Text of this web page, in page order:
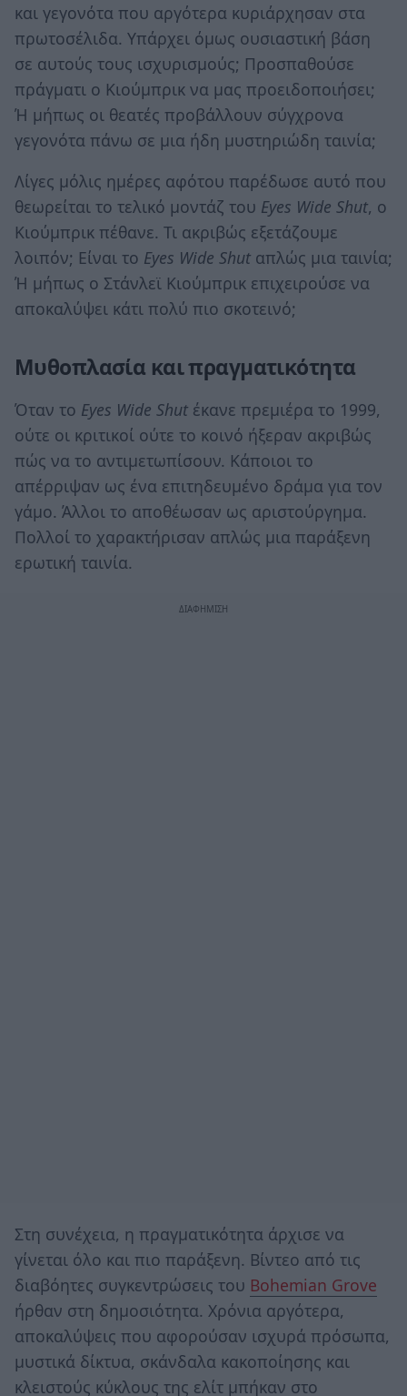
και γεγονότα που αργότερα κυριάρχησαν στα
πρωτοσέλιδα. Υπάρχει όμως ουσιαστική βάση
σε αυτούς τους ισχυρισμούς; Προσπαθούσε
πράγματι ο Κιούμπρικ να μας προειδοποιήσει;
Ή μήπως οι θεατές προβάλλουν σύγχρονα
γεγονότα πάνω σε μια ήδη μυστηριώδη ταινία;
Λίγες μόλις ημέρες αφότου παρέδωσε αυτό που
θεωρείται το τελικό μοντάζ του Eyes Wide Shut, ο
Κιούμπρικ πέθανε. Τι ακριβώς εξετάζουμε
λοιπόν; Είναι το Eyes Wide Shut απλώς μια ταινία;
Ή μήπως ο Στάνλεϊ Κιούμπρικ επιχειρούσε να
αποκαλύψει κάτι πολύ πιο σκοτεινό;
Μυθοπλασία και πραγματικότητα
Όταν το Eyes Wide Shut έκανε πρεμιέρα το 1999,
ούτε οι κριτικοί ούτε το κοινό ήξεραν ακριβώς
πώς να το αντιμετωπίσουν. Κάποιοι το
απέρριψαν ως ένα επιτηδευμένο δράμα για τον
γάμο. Άλλοι το αποθέωσαν ως αριστούργημα.
Πολλοί το χαρακτήρισαν απλώς μια παράξενη
ερωτική ταινία.
Στη συνέχεια, η πραγματικότητα άρχισε να
γίνεται όλο και πιο παράξενη. Βίντεο από τις
διαβόητες συγκεντρώσεις του Bohemian Grove
ήρθαν στη δημοσιότητα. Χρόνια αργότερα,
αποκαλύψεις που αφορούσαν ισχυρά πρόσωπα,
μυστικά δίκτυα, σκάνδαλα κακοποίησης και
κλειστούς κύκλους της ελίτ μπήκαν στο